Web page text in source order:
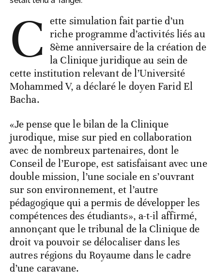
C ette simulation fait partie d’un
riche programme d’activités liés au
8ème anniversaire de la création de
la Clinique juridique au sein de
cette institution relevant de l’Université
Mohammed V, a déclaré le doyen Farid El
Bacha.
«Je pense que le bilan de la Clinique
jurodique, mise sur pied en collaboration
avec de nombreux partenaires, dont le
Conseil de l’Europe, est satisfaisant avec une
double mission, l’une sociale en s’ouvrant
sur son environnement, et l’autre
pédagogique qui a permis de développer les
compétences des étudiants», a-t-il affirmé,
annonçant que le tribunal de la Clinique de
droit va pouvoir se délocaliser dans les
autres régions du Royaume dans le cadre
d’une caravane.